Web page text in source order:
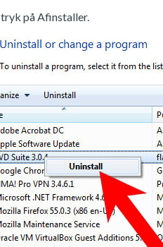
på Afinstaller.